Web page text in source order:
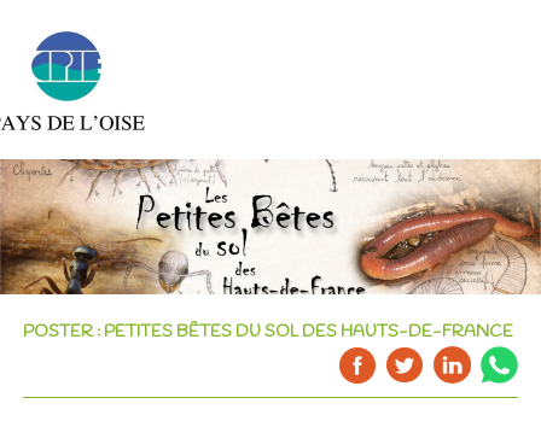
POSTER : PETITES BÊTES DU SOL DES HAUTS-DE-FRANCE